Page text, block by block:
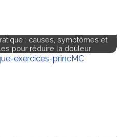
: causes, symptômes et
pour réduire la douleur